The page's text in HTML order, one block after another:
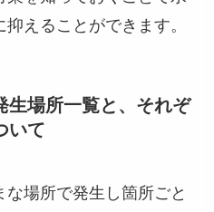
えることができます。
生場所一覧と、それぞ
いて
場所で発生し箇所ごと